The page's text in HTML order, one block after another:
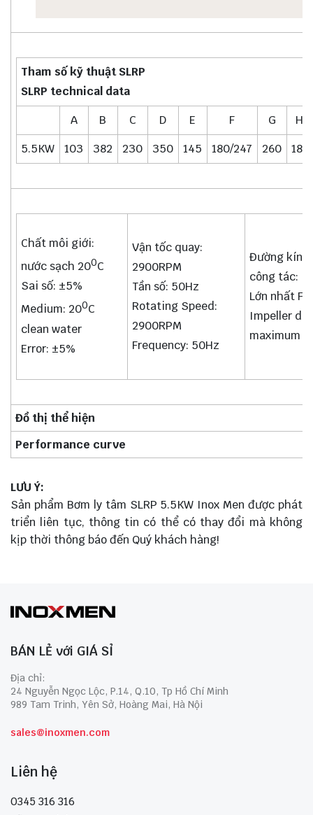
Tham số kỹ thuật SLRP
SLRP technical data
A
B C D E F G
H
5.5KW
103 382 230 350 145 180/247 260 181
Chất môi giới:
nước sạch 200C
Sai số: ±5%
Medium: 200C
clean water
Error: ±5%
Vận tốc quay:
2900RPM
Tần số: 50Hz
Rotating Speed:
2900RPM
Frequency: 50Hz
Đường kính
công tác:
Lớn nhất F
Impeller
maximum F
Đồ thị thể hiện
Performance curve
LƯU Ý:
Sản phẩm Bơm ly tâm SLRP 5.5KW Inox Men được phát
triển liên tục, thông tin có thể có thay đổi mà không
kịp thời thông báo đến Quý khách hàng!
BÁN LẺ với GIÁ SỈ
Địa chỉ:
24 Nguyễn Ngọc Lộc, P.14, Q.10, Tp Hồ Chí Minh
989 Tam Trinh, Yên Sở, Hoàng Mai, Hà Nội
sales@inoxmen.com
Liên hệ
0345 316 316